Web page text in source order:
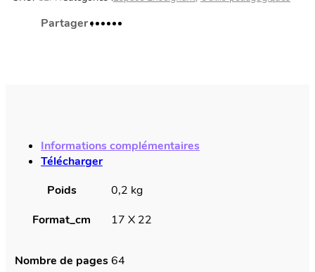
Informations complémentaires
Télécharger
Poids
0,2 kg
Format_cm
17 X 22
Nombre de pages64